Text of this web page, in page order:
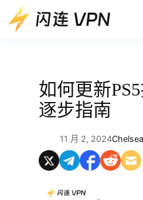
至
如何更新PS5
逐步指南
11 月 2, 2024